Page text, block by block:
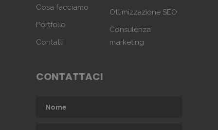
Cosa facciamo
Portfolio
Contatti
Ottimizzazione SEO
Consulenza
marketing
CONTATTACI